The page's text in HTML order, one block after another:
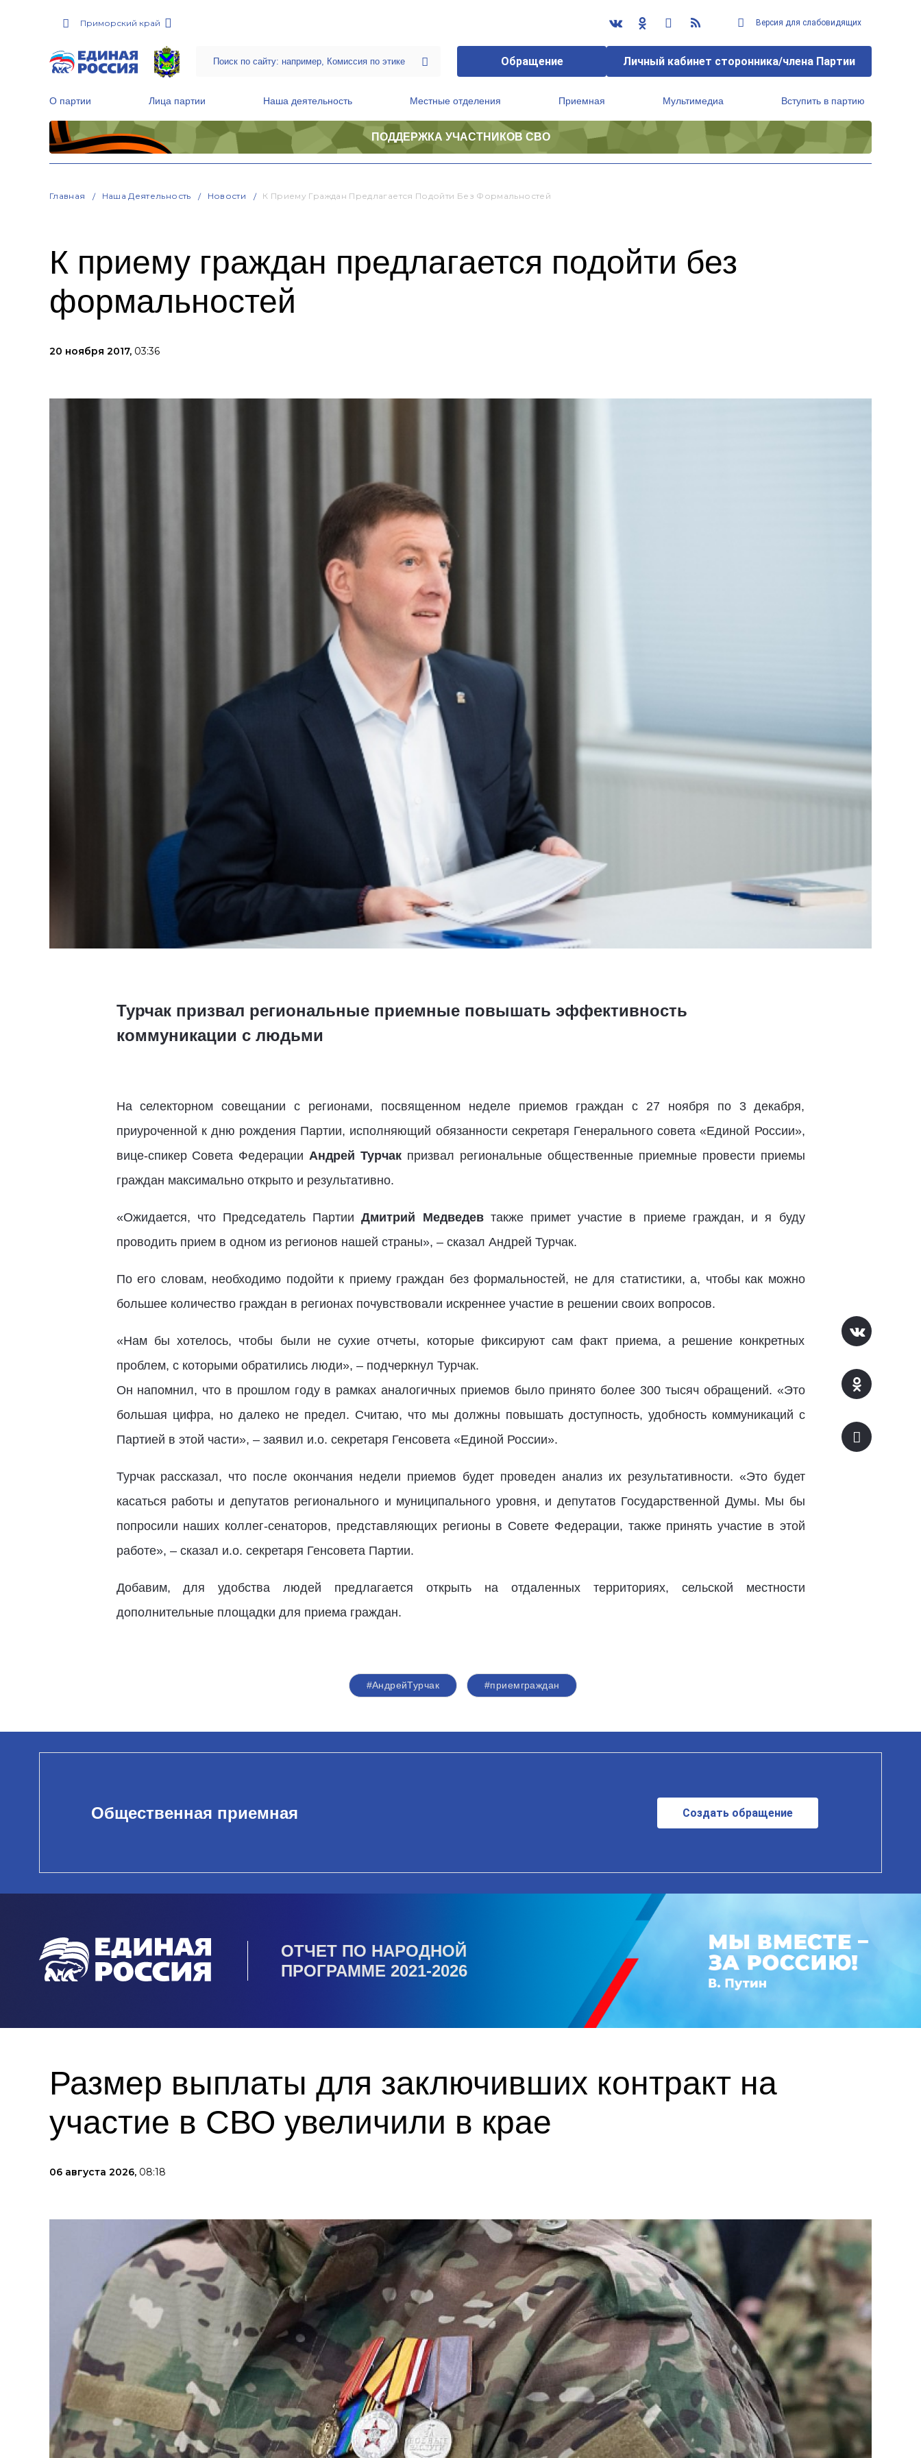
Приморский край Версия для слабовидящих
Обращение Личный кабинет сторонника/члена Партии
О партии Лица партии Наша деятельность Местные отделения Приемная Мультимедиа Вступить в партию
ПОДДЕРЖКА УЧАСТНИКОВ СВО
Главная Наша Деятельность Новости К Приему Граждан Предлагается Подойти Без Формальностей
К приему граждан предлагается подойти без
формальностей
20 ноября 2017, 03:36
Турчак призвал региональные приемные повышать эффективность
коммуникации с людьми
На селекторном совещании с регионами, посвященном неделе приемов граждан с 27 ноября по 3 декабря,
приуроченной к дню рождения Партии, исполняющий обязанности секретаря Генерального совета «Единой России»,
вице-спикер Совета ФедерацииАндрей Турчак призвал региональные общественные приемные провести приемы
граждан максимально открыто и результативно.
«Ожидается, что Председатель ПартииДмитрий Медведевтакже примет участие в приеме граждан, и я буду
проводить прием в одном из регионов нашей страны», – сказал Андрей Турчак.
По его словам, необходимо подойти к приему граждан без формальностей, не для статистики, а, чтобы как можно
большее количество граждан в регионах почувствовали искреннее участие в решении своих вопросов.
«Нам бы хотелось, чтобы были не сухие отчеты, которые фиксируют сам факт приема, а решение конкретных
проблем, с которыми обратились люди», – подчеркнул Турчак.
Он напомнил, что в прошлом году в рамках аналогичных приемов было принято более 300 тысяч обращений. «Это
большая цифра, но далеко не предел. Считаю, что мы должны повышать доступность, удобность коммуникаций с
Партией в этой части», – заявил и.о. секретаря Генсовета «Единой России».
Турчак рассказал, что после окончания недели приемов будет проведен анализ их результативности. «Это будет
касаться работы и депутатов регионального и муниципального уровня, и депутатов Государственной Думы. Мы бы
попросили наших коллег-сенаторов, представляющих регионы в Совете Федерации, также принять участие в этой
работе», – сказал и.о. секретаря Генсовета Партии.
Добавим, для удобства людей предлагается открыть на отдаленных территориях, сельской местности
дополнительные площадки для приема граждан.
#АндрейТурчак #приемграждан
Общественная приемная Создать обращение
ОТЧЕТ ПО НАРОДНОЙ
ПРОГРАММЕ 2021-2026
Размер выплаты для заключивших контракт на
участие в СВО увеличили в крае
06 августа 2026, 08:18